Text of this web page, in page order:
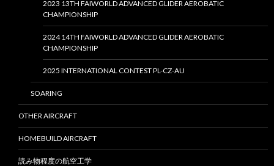
2023 13TH FAIWORLD ADVANCED GLIDER AEROBATIC
CHAMPIONSHIP
2024 14TH FAIWORLD ADVANCED GLIDER AEROBATIC
CHAMPIONSHIP
2025 INTERNATIONAL CONTEST PL-CZ-AU
SOARING
OTHER AIRCRAFT
HOMEBUILD AIRCRAFT
読み物程度の航空工学